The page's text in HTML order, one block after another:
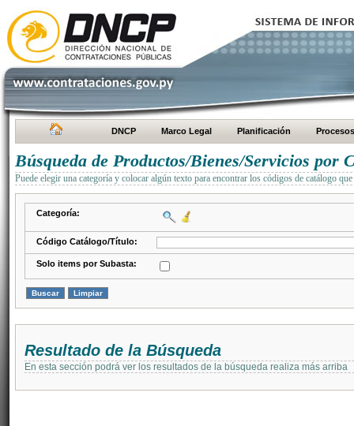
DNCP Marco Legal Planificación Procesos
Búsqueda de Productos/Bienes/Servicios por
Puede elegir una categoría y colocar algún texto para encontrar los códigos de catálogo
Categoría:
Código Catálogo/Título:
Solo items por Subasta:
Resultado de la Búsqueda
En esta sección podrá ver los resultados de la búsqueda realiza más arriba